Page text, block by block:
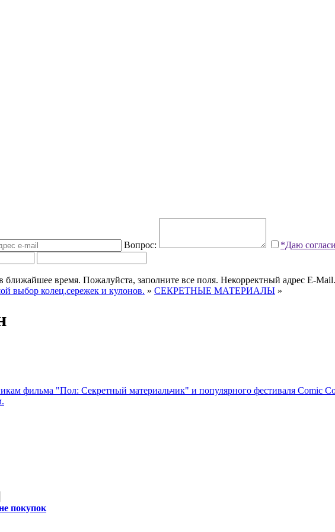
Вопрос: *Даю
ближайшее время. Пожалуйста, заполните все поля. Некорректный адрес E-Mail.
выбор колец,сережек и кулонов. » СЕКРЕТНЫЕ МАТЕРИАЛЫ »
покупок